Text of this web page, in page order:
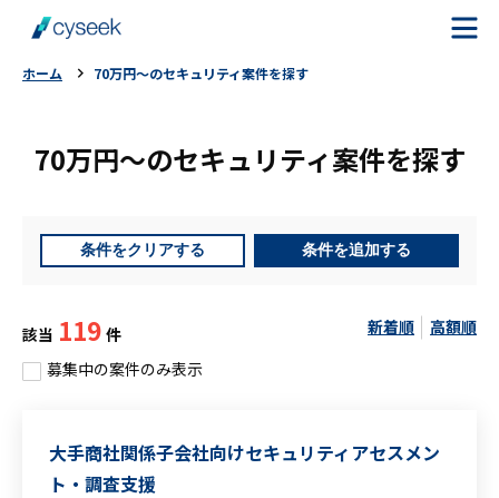
ご利用の流れ
よくある質問
ホーム 70万円〜のセキュリティ案件を探す
70万円〜のセキュリティ案件を探す
条件をクリアする 条件を追加する
該当 119 件
募集中の案件のみ表示
新着順 高額順
大手商社関係子会社向けセキュリティアセスメン
ト・調査支援